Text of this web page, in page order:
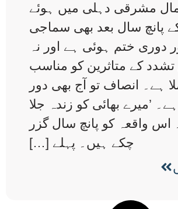
مشرقی دہلی میں ہوئے
پانچ سال بعد بھی سماجی
دوری ختم ہوئی ہے اور نہ
کے متاثرین کو مناسب
ہے۔ انصاف تو آج بھی دور
’میرے بھائی کو زندہ جلا
اس واقعہ کو پانچ سال گزر
چکے ہیں۔ پہلے […]